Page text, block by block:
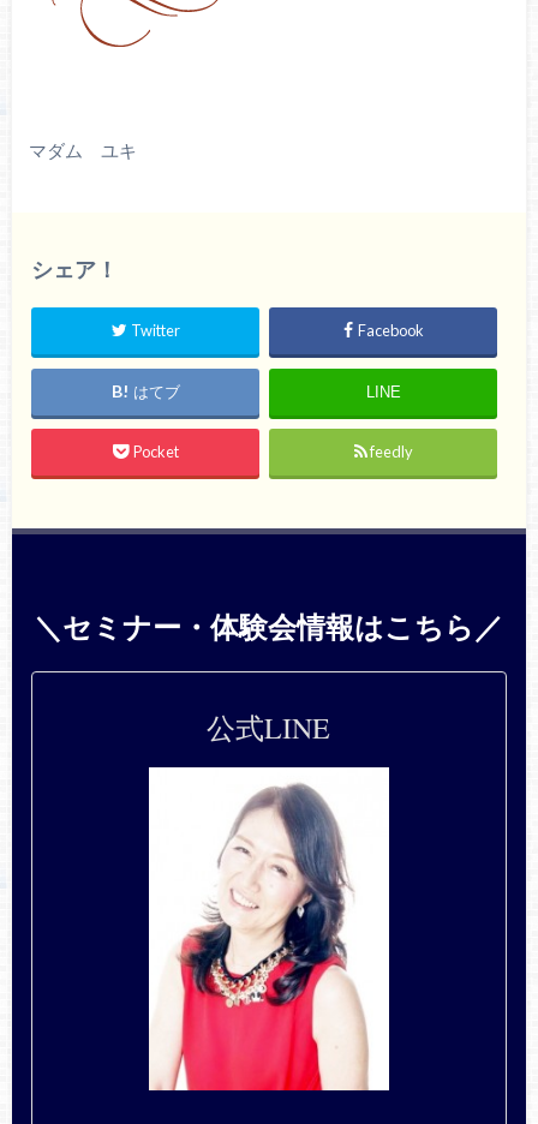
マダム ユキ
シェア！
Twitter Facebook
はてブ LINE
Pocket feedly
＼セミナー・体験会情報はこちら／
公式LINE